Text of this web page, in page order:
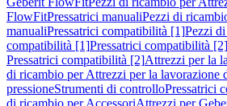
FlowFitPressatrici manualiPezzi di
manualiPressatrici compatibilità [1]Pezzi
compatibilità [1]Pressatrici compatibilità [2]
Pressatrici compatibilità [2]Attrezzi per la
di ricambio per Attrezzi per la lavorazione
pressioneStrumenti di controlloPressatrici
di ricambio per AccessoriAttrezzi per